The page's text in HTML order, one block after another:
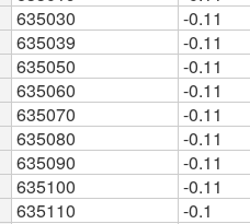
635030
-0.11
635039
-0.11
635050
-0.11
635060
-0.11
635070
-0.11
635080
-0.11
635090
-0.11
635100
-0.11
635110
-0.1